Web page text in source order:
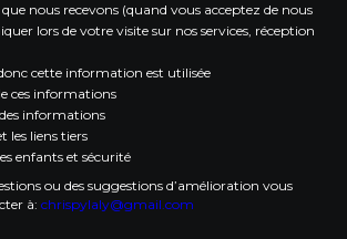
nous recevons (quand vous acceptez de nous
lors de votre visite sur nos services, réception
cette information est utilisée
ces informations
informations
les liens tiers
enfants et sécurité
ou des suggestions d’amélioration vous
à: chrispylaly@gmail.com